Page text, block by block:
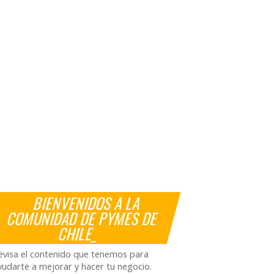
BIENVENIDOS A LA
COMUNIDAD DE PYMES DE
CHILE_
el contenido que tenemos para
a mejorar y hacer tu negocio.